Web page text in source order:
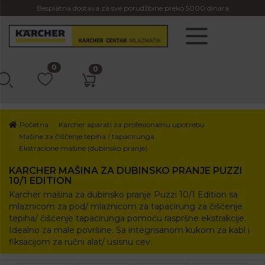
Besplatna dostava za sve porudžbine preko 5000 dinara
0 0
Početna
Karcher aparati za profesionalnu upotrebu
Mašine za čišćenje tepiha / tapacirunga
Ekstracione mašine (dubinsko pranje)
KARCHER MAŠINA ZA DUBINSKO PRANJE PUZZI
10/1 EDITION
Karcher mašina za dubinsko pranje Puzzi 10/1 Edition sa
mlaznicom za pod/ mlaznicom za tapacirung za čišćenje
tepiha/ čišćenje tapacirunga pomoću raspršne ekstrakcije.
Idealno za male površine. Sa integrisanom kukom za kabl i
fiksacijom za ručni alat/ usisnu cev.